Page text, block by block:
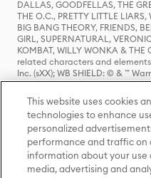
DALLAS, GOODFELLAS, THE
THE O.C., PRETTY LITTLE LIARS,
BIG BANG THEORY, FRIENDS,
GIRL, SUPERNATURAL,
KOMBAT, WILLY WONKA &
related characters and
Inc. (sXX); WB SHIELD: © & ™
HOUSE OF THE DRAGON,
characters and elements © & ™
ADVENTURES OF SABRINA,
Entertainment Inc. Archie
elements © & ™ Archie Comic
(sXX); SEINFELD and all
Rock Entertainment. (sXX); TED
Entertainment Inc. & Universal
UNEXPECTED JOURNEY, THE
This website uses cookies
technologies to enhance
personalized
performance and traffic on
information about your use
media, advertising and